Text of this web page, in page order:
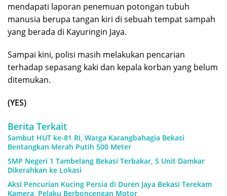
mendapati laporan penemuan potongan tubuh
manusia berupa tangan kiri di sebuah tempat sampah
yang berada di Kayuringin Jaya.
Sampai kini, polisi masih melakukan pencarian
terhadap sepasang kaki dan kepala korban yang belum
ditemukan.
(YES)
Berita Terkait
Sambut HUT ke-81 RI, Warga Karangbahagia Bekasi
Bentangkan Merah Putih 500 Meter
SMP Negeri 1 Tambelang Bekasi Terbakar, 5 Unit Damkar
Dikerahkan ke Lokasi
Aksi Pencurian Kucing Persia di Duren Jaya Bekasi Terekam
Kamera, Pelaku Berboncengan Motor